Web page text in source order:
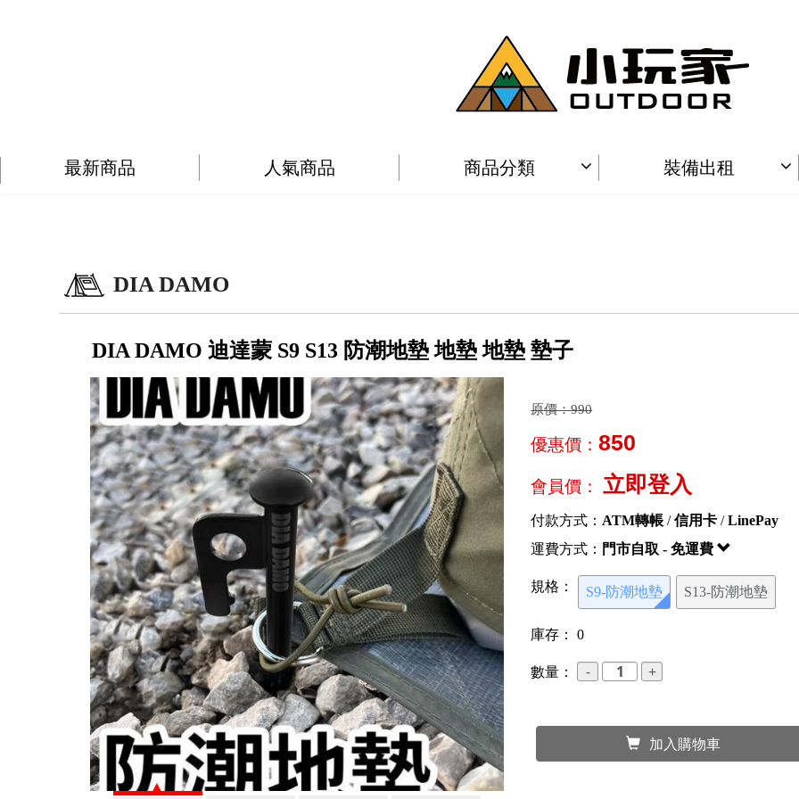
最新商品 人氣商品 商品分類 裝備出租
DIA DAMO
DIA DAMO 迪達蒙 S9 S13 防潮地墊 地墊 地墊 墊子
原價：990
優惠價：850
會員價：立即登入
付款方式： ATM轉帳 /信用卡 /LinePay
運費方式： 門市自取 - 免運費
規格： S9-防潮地墊 S13-防潮地墊
庫存：0
數量：
加入購物車